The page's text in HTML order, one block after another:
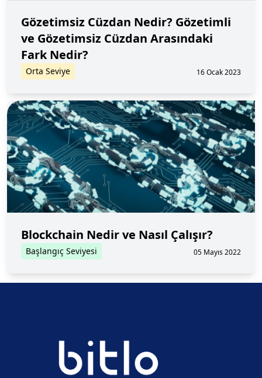
Gözetimsiz Cüzdan Nedir? Gözetimli
ve Gözetimsiz Cüzdan Arasındaki
Fark Nedir?
Orta Seviye 16 Ocak 2023
Blockchain Nedir ve Nasıl Çalışır?
Başlangıç Seviyesi 05 Mayıs 2022